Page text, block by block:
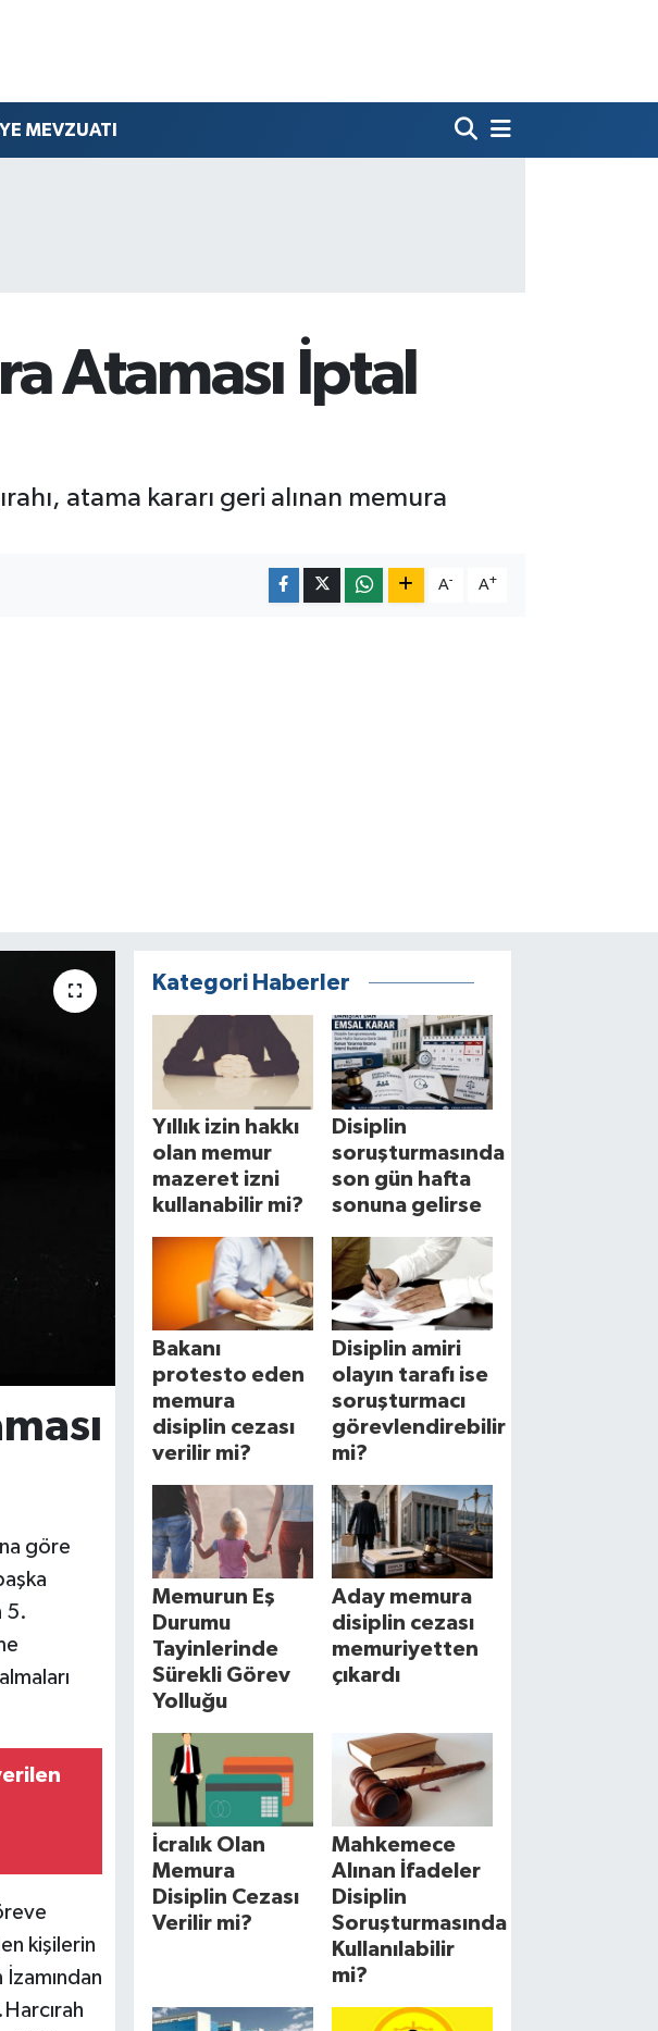
MEVZUATI
Ataması İptal
atama kararı geri alınan memura
A- A+
göre
5.
kişilerin
İzamından
Kategori Haberler
Yıllık izin hakkı
olan memur
mazeret izni
kullanabilir mi?
Disiplin
soruşturmasında
son gün hafta
sonuna gelirse
Bakanı
protesto eden
memura
disiplin cezası
verilir mi?
Disiplin amiri
olayın tarafı ise
soruşturmacı
görevlendirebilir
mi?
Memurun Eş
Durumu
Tayinlerinde
Sürekli Görev
Yolluğu
Aday memura
disiplin cezası
memuriyetten
çıkardı
İcralık Olan
Memura
Disiplin Cezası
Verilir mi?
Mahkemece
Alınan İfadeler
Disiplin
Soruşturmasında
Kullanılabilir
mi?